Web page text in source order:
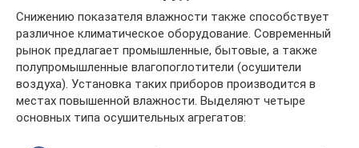
Снижению показателя влажности также способствует
различное климатическое оборудование. Современный
рынок предлагает промышленные, бытовые, а также
полупромышленные влагопоглотители (осушители
воздуха). Установка таких приборов производится в
местах повышенной влажности. Выделяют четыре
основных типа осушительных агрегатов: